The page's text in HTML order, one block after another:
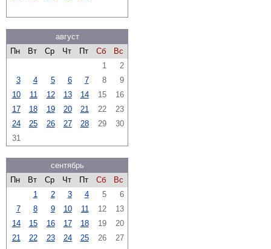
август
Пн
Вт Ср Чт Пт Сб
Вс
1
2
3
4 5 6 7 8
9
10
11 12 13 14 15
16
17
18 19 20 21 22
23
24
25 26 27 28 29
30
31
сентябрь
Пн
Вт Ср Чт Пт Сб
Вс
1
2 3 4 5
6
7
8 9 10 11 12
13
14
15 16 17 18 19
20
21
22 23 24 25 26
27